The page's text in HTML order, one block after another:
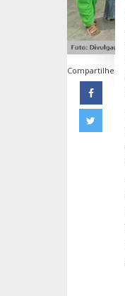
Compartilhe